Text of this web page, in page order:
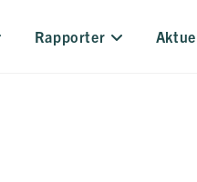
Rapporter